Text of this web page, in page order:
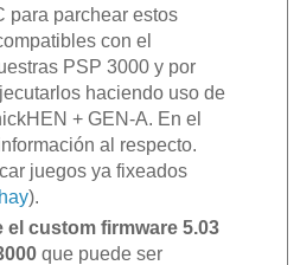
para parchear estos
con el
PSP 3000 y por
haciendo uso de
+ GEN-A. En el
al respecto.
juegos ya fixeados
).
custom firmware 5.03
que puede ser